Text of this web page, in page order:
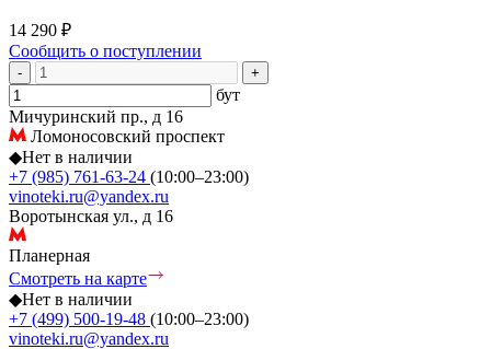
14 290 ₽
Сообщить о поступлении
- +
бут
Мичуринский пр., д 16
Ломоносовский проспект
◆Нет в наличии
+7 (985) 761-63-24 (10:00–23:00)
vinoteki.ru@yandex.ru
Воротынская ул., д 16
Планерная
Смотреть на карте
◆Нет в наличии
+7 (499) 500-19-48 (10:00–23:00)
vinoteki.ru@yandex.ru